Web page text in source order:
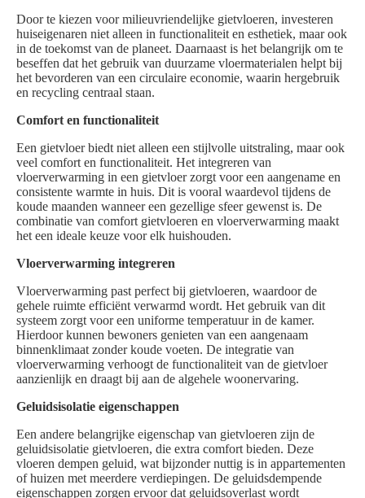
Door te kiezen voor milieuvriendelijke gietvloeren, investeren
huiseigenaren niet alleen in functionaliteit en esthetiek, maar ook
in de toekomst van de planeet. Daarnaast is het belangrijk om te
beseffen dat het gebruik van duurzame vloermaterialen helpt bij
het bevorderen van een circulaire economie, waarin hergebruik
en recycling centraal staan.
Comfort en functionaliteit
Een gietvloer biedt niet alleen een stijlvolle uitstraling, maar ook
veel comfort en functionaliteit. Het integreren van
vloerverwarming in een gietvloer zorgt voor een aangename en
consistente warmte in huis. Dit is vooral waardevol tijdens de
koude maanden wanneer een gezellige sfeer gewenst is. De
combinatie van comfort gietvloeren en vloerverwarming maakt
het een ideale keuze voor elk huishouden.
Vloerverwarming integreren
Vloerverwarming past perfect bij gietvloeren, waardoor de
gehele ruimte efficiënt verwarmd wordt. Het gebruik van dit
systeem zorgt voor een uniforme temperatuur in de kamer.
Hierdoor kunnen bewoners genieten van een aangenaam
binnenklimaat zonder koude voeten. De integratie van
vloerverwarming verhoogt de functionaliteit van de gietvloer
aanzienlijk en draagt bij aan de algehele woonervaring.
Geluidsisolatie eigenschappen
Een andere belangrijke eigenschap van gietvloeren zijn de
geluidsisolatie gietvloeren, die extra comfort bieden. Deze
vloeren dempen geluid, wat bijzonder nuttig is in appartementen
of huizen met meerdere verdiepingen. De geluidsdempende
eigenschappen zorgen ervoor dat geluidsoverlast wordt